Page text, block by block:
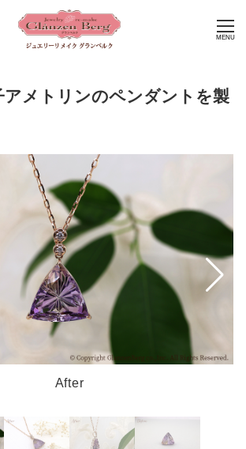
MENU
アメトリンのペンダントを製
After